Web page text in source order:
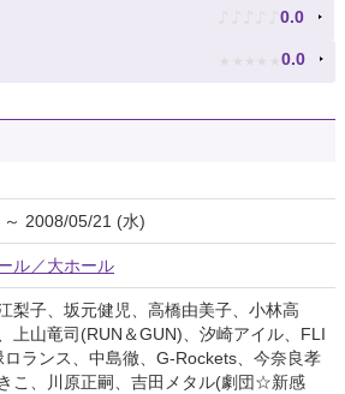
♪ ♪ ♪ ♪ ♪ 0.0
★ ★ ★ ★ ★ 0.0
2008/05/21 (水)
ル／大ホール
梨子、坂元健児、高橋由美子、小林高
上山竜司(RUN＆GUN)、汐崎アイル、FLI
ロランス、中島徹、G-Rockets、今奈良孝
こ、川原正嗣、吉田メタル(劇団☆新感